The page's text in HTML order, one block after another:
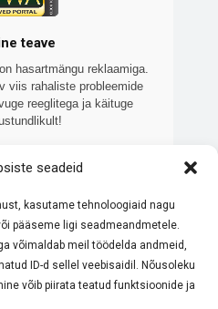
seadeid
kasutame tehnoloogiaid nagu
pääseme ligi seadmeandmetele.
võimaldab meil töödelda andmeid,
ID-d sellel veebisaidil. Nõusoleku
võib piirata teatud funktsioonide ja
teave
hasartmängu reklaamiga.
viis rahaliste probleemide
reeglitega ja käituge
sõltumatu Eesti ettevõte, mis
on pakkuda ajakohast ja
litsentsi. Palume alati tutvuda
ja boonustingimustega enne
pole sobiv viis rahaliste
– mängi vastutustundlikult.